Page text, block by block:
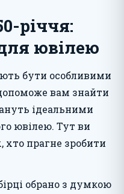
річчя:
ювілею
бути особливими
вам знайти
ідеальними
ювілею. Тут ви
хто прагне зробити
обрано з думкою